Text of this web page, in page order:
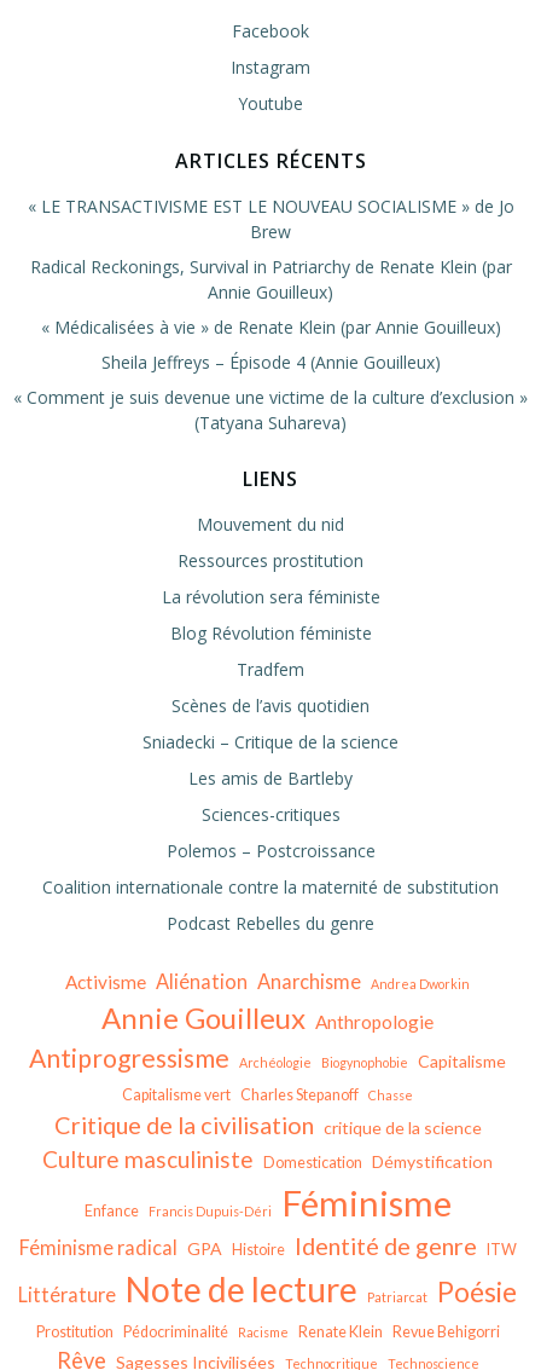
Facebook
Instagram
Youtube
ARTICLES RÉCENTS
« LE TRANSACTIVISME EST LE NOUVEAU SOCIALISME » de Jo
Brew
Radical Reckonings, Survival in Patriarchy de Renate Klein (par
Annie Gouilleux)
« Médicalisées à vie » de Renate Klein (par Annie Gouilleux)
Sheila Jeffreys – Épisode 4 (Annie Gouilleux)
« Comment je suis devenue une victime de la culture d’exclusion »
(Tatyana Suhareva)
LIENS
Mouvement du nid
Ressources prostitution
La révolution sera féministe
Blog Révolution féministe
Tradfem
Scènes de l’avis quotidien
Sniadecki – Critique de la science
Les amis de Bartleby
Sciences-critiques
Polemos – Postcroissance
Coalition internationale contre la maternité de substitution
Podcast Rebelles du genre
Activisme Aliénation Anarchisme Andrea Dworkin
Annie Gouilleux Anthropologie
Antiprogressisme Archéologie Biogynophobie Capitalisme
Capitalisme vert Charles Stepanoff Chasse
Critique de la civilisation critique de la science
Culture masculiniste Domestication Démystification
Enfance Francis Dupuis-Déri Féminisme
Féminisme radical GPA Histoire Identité de genre ITW
Littérature Note de lecture Patriarcat Poésie
Prostitution Pédocriminalité Racisme Renate Klein Revue Behigorri
Rêve Sagesses Incivilisées Technocritique Technoscience